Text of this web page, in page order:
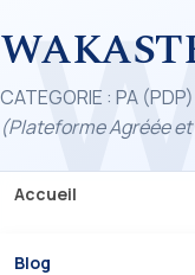
CATEGORIE : PA
(Plateforme Agréée
Accueil
Blog